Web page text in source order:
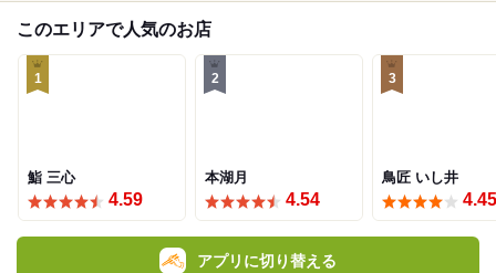
このエリアで人気のお店
1
鮨 三心
4.59
2
本湖月
4.54
3
鳥匠 いし井
4.45
アプリに切り替える